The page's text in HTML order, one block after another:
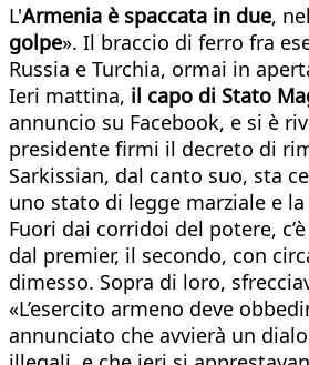
L'Armenia è spaccata in due,
golpe». Il braccio di ferro fra
Russia e Turchia, ormai in
Ieri mattina, il capo di Stato
annuncio su Facebook, e si è
presidente firmi il decreto di
Sarkissian, dal canto suo, sta
uno stato di legge marziale e
Fuori dai corridoi del potere,
dal premier, il secondo, con
dimesso. Sopra di loro,
«L’esercito armeno deve
annunciato che avvierà un